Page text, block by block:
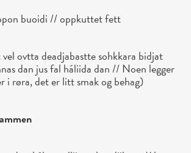
buoidi // oppkuttet fett
ovtta deadjabastte sohkkara bidjat
dan jus fal háliida dan // Noen legger
i røra, det er litt smak og behag)